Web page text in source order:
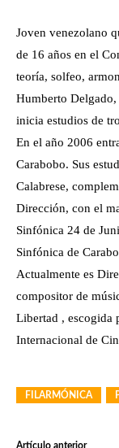
Joven venezolano
de 16 años en el
teoría, solfeo,
Humberto
inicia estudios de
En el año 2006
Carabobo. Sus
Calabrese,
Dirección, con el
Sinfónica 24 de
Sinfónica de
Actualmente es
compositor de
Libertad , escogida
Internacional de
FILARMÓNICA
Artículo anterior